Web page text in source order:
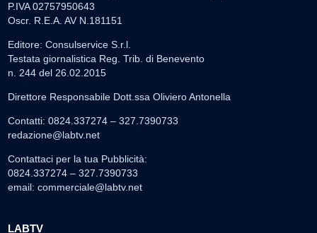
P.IVA 02757950643
Oscr. R.E.A. AV N.181151
Editore: Consulservice S.r.l.
Testata giornalistica Reg. Trib. di Benevento
n. 244 del 26.02.2015
Direttore Responsabile Dott.ssa Oliviero Antonella
Contatti: 0824.337274 – 327.7390733
redazione@labtv.net
Contattaci per la tua Pubblicità:
0824.337274 – 327.7390733
email: commerciale@labtv.net
LABTV